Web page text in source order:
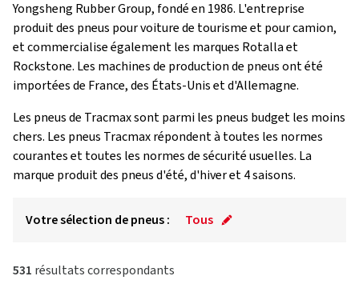
Yongsheng Rubber Group, fondé en 1986. L'entreprise
produit des pneus pour voiture de tourisme et pour camion,
et commercialise également les marques Rotalla et
Rockstone. Les machines de production de pneus ont été
importées de France, des États-Unis et d'Allemagne.
Les pneus de Tracmax sont parmi les pneus budget les moins
chers. Les pneus Tracmax répondent à toutes les normes
courantes et toutes les normes de sécurité usuelles. La
marque produit des pneus d'été, d'hiver et 4 saisons.
Votre sélection de pneus : Tous
531 résultats correspondants